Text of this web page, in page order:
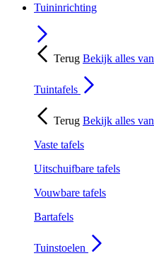
Tuininrichting
Terug Bekijk alles van
Tuintafels
Terug Bekijk alles van
Vaste tafels
Uitschuifbare tafels
Vouwbare tafels
Bartafels
Tuinstoelen